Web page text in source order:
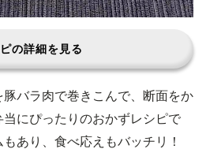
の詳細を見る
バラ肉で巻きこんで、断面をか
にぴったりのおかずレシピで
あり、食べ応えもバッチリ！